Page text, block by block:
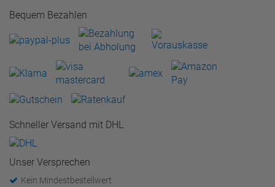
Bequem Bezahlen
Schneller Versand mit DHL
Unser Versprechen
Kein Mindestbestellwert